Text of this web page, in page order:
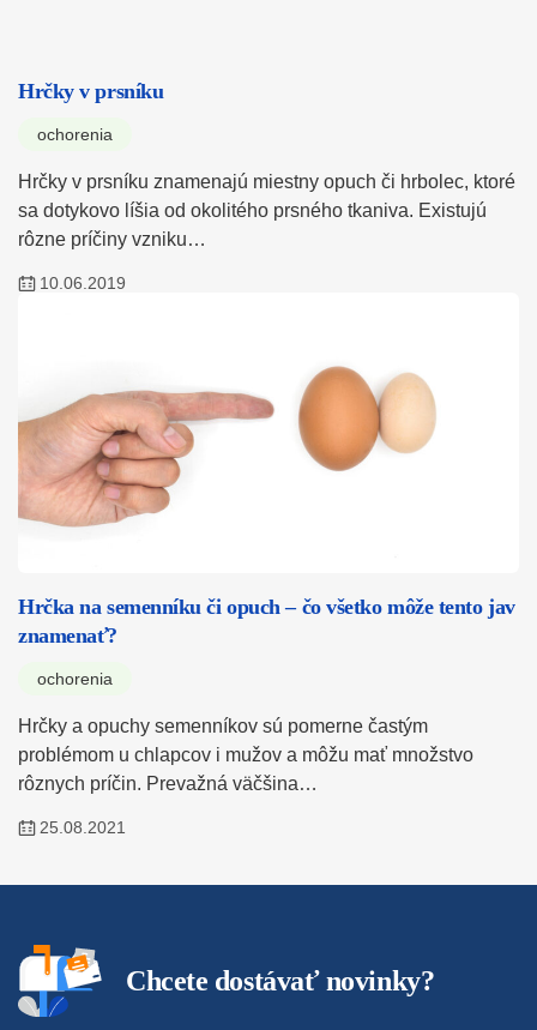
Hrčky v prsníku
ochorenia
Hrčky v prsníku znamenajú miestny opuch či hrbolec, ktoré
sa dotykovo líšia od okolitého prsného tkaniva. Existujú
rôzne príčiny vzniku…
10.06.2019
Hrčka na semenníku či opuch – čo všetko môže tento jav
znamenať?
ochorenia
Hrčky a opuchy semenníkov sú pomerne častým
problémom u chlapcov i mužov a môžu mať množstvo
rôznych príčin. Prevažná väčšina…
25.08.2021
Chcete dostávať novinky?